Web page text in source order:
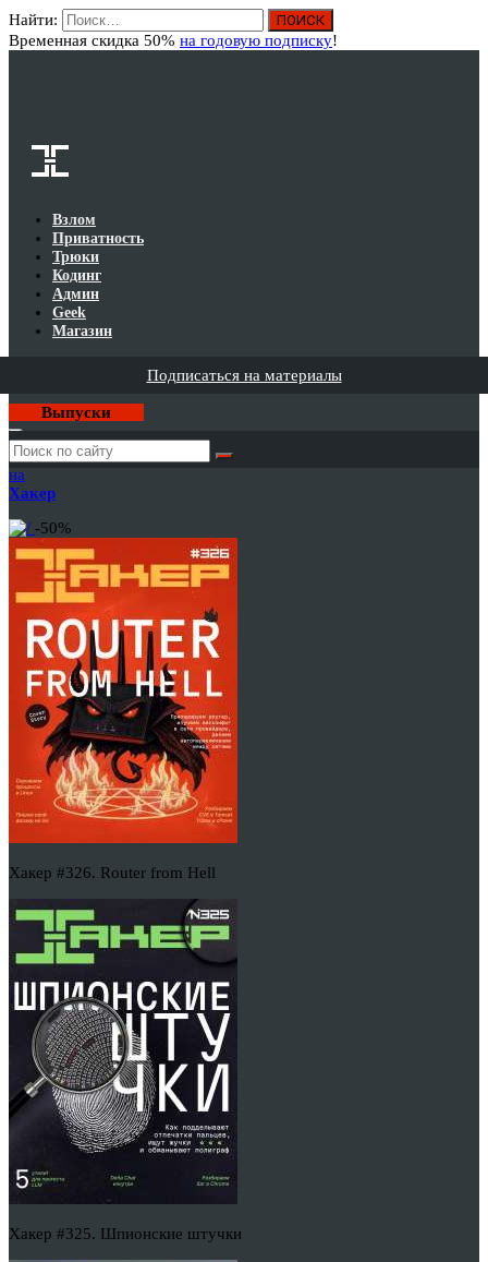
Найти:
Временная скидка 50% на годовую подписку!
Взлом
Приватность
Трюки
Кодинг
Админ
Geek
Магазин
Подписаться на материалы
Выпуски
Годовая
подписка
на
Хакер
-50%
Хакер #326. Router from Hell
Хакер #325. Шпионские штучки